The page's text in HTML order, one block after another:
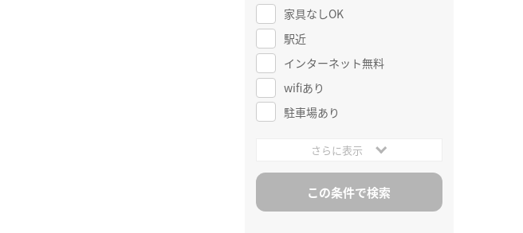
家具なしOK
駅近
インターネット無料
wifiあり
駐車場あり
さらに表示